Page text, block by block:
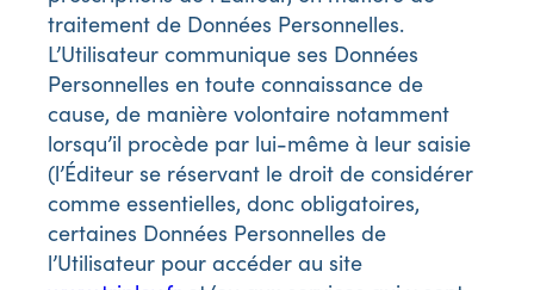
traitement de Données Personnelles.
L’Utilisateur communique ses Données
Personnelles en toute connaissance de
cause, de manière volontaire notamment
lorsqu’il procède par lui-même à leur saisie
(l’Éditeur se réservant le droit de considérer
comme essentielles, donc obligatoires,
certaines Données Personnelles de
l’Utilisateur pour accéder au site